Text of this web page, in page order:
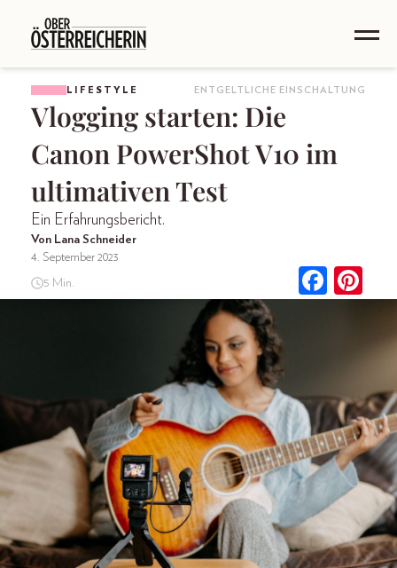
LIFESTYLE ENTGELTLICHE EINSCHALTUNG
Vlogging starten: Die
Canon PowerShot V10 im
ultimativen Test
Ein Erfahrungsbericht.
Von Lana Schneider
4. September 2023
5 Min.